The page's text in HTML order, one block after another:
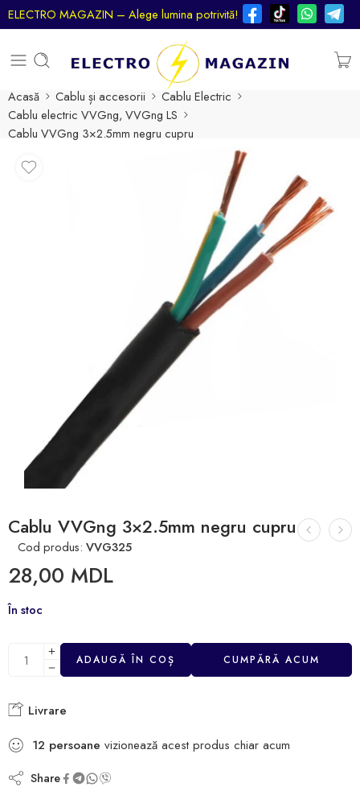
ELECTRO MAGAZIN – Alege lumina potrivită!
Acasă Cablu și accesorii
Cablu Electric
Cablu electric VVGng, VVGng LS
Cablu VVGng 3×2.5mm negru cupru
Cablu VVGng 3×2.5mm negru cupru
Cod produs: VVG325
28,00 MDL
În stoc
ADAUGĂ ÎN COȘ CUMPĂRĂ ACUM
Livrare
12 persoane vizionează acest produs chiar acum
Share